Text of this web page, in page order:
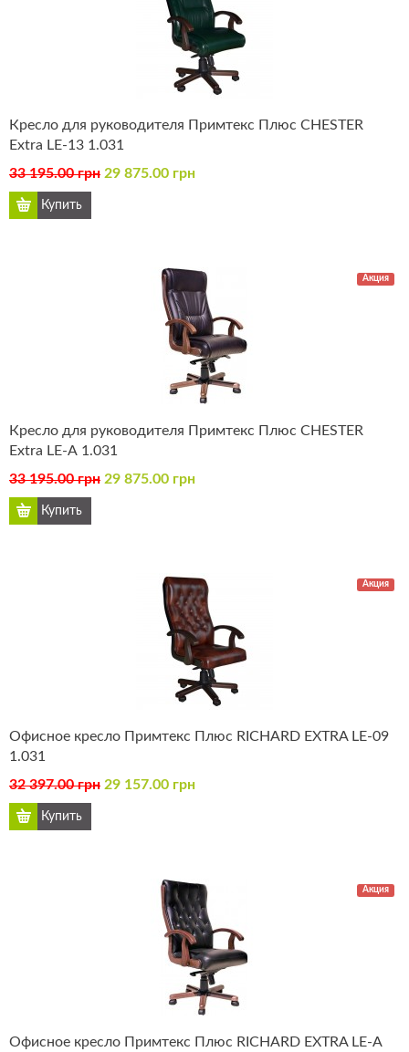
Кресло для руководителя Примтекс Плюс CHESTER
Extra LE-13 1.031
33 195.00 грн 29 875.00 грн
Акция
Кресло для руководителя Примтекс Плюс CHESTER
Extra LE-А 1.031
33 195.00 грн 29 875.00 грн
Акция
Офисное кресло Примтекс Плюс RICHARD EXTRA LE-09
1.031
32 397.00 грн 29 157.00 грн
Акция
Офисное кресло Примтекс Плюс RICHARD EXTRA LE-А